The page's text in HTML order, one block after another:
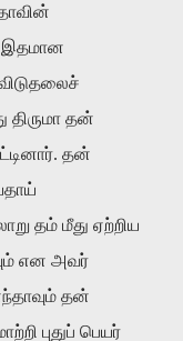
இதமான
தன்
தன்
தம் மீது ஏற்றிய
என அவர்
தன்
புதுப் பெயர்